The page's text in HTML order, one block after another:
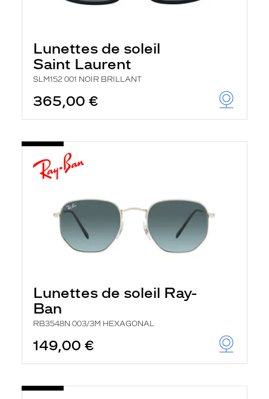
Lunettes de soleil
Saint Laurent
SLM152 001 NOIR BRILLANT
365,00 €
Lunettes de soleil Ray-
Ban
RB3548N 003/3M HEXAGONAL
149,00 €